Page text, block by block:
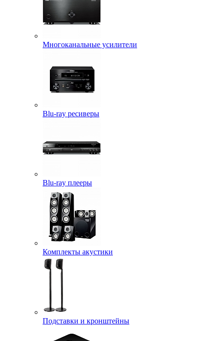
Многоканальные усилители
Blu-ray ресиверы
Blu-ray плееры
Комплекты акустики
Подставки и кронштейны